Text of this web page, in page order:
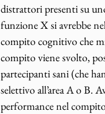
distrattori presenti su
funzione X si avrebbe
compito cognitivo che
compito viene svolto,
partecipanti sani (che
selettivo all’area A o B.
performance nel